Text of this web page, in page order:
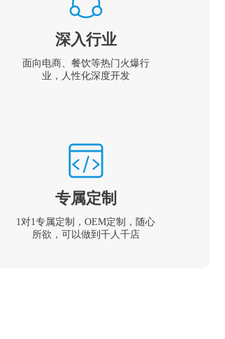
深入行业
面向电商、餐饮等热门火爆行
业，人性化深度开发
专属定制
1对1专属定制，OEM定制，随心
所欲，可以做到千人千店